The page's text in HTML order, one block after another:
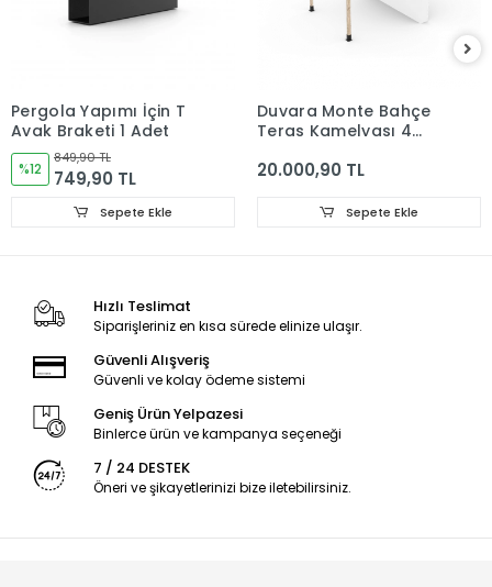
Pergola Yapımı İçin T
Ayak Braketi 1 Adet
%12
849,90 TL
749,90 TL
Sepete Ekle
Duvara Monte Bahçe
Teras Kamelyası 4
20.000,90 TL
Sepete Ekle
Hızlı Teslimat
Siparişleriniz en kısa sürede elinize ulaşır.
Güvenli Alışveriş
Güvenli ve kolay ödeme sistemi
Geniş Ürün Yelpazesi
Binlerce ürün ve kampanya seçeneği
7 / 24 DESTEK
Öneri ve şikayetlerinizi bize iletebilirsiniz.